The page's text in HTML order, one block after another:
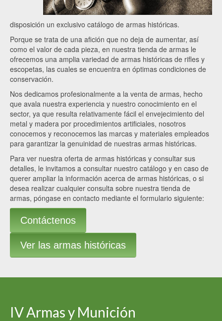
disposición un exclusivo catálogo de armas históricas.
Porque se trata de una afición que no deja de aumentar, así
como el valor de cada pieza, en nuestra tienda de armas le
ofrecemos una amplia variedad de armas históricas de rifles y
escopetas, las cuales se encuentra en óptimas condiciones de
conservación.
Nos dedicamos profesionalmente a la venta de armas, hecho
que avala nuestra experiencia y nuestro conocimiento en el
sector, ya que resulta relativamente fácil el envejecimiento del
metal y madera por procedimientos artificiales, nosotros
conocemos y reconocemos las marcas y materiales empleados
para garantizar la genuinidad de nuestras armas históricas.
Para ver nuestra oferta de armas históricas y consultar sus
detalles, le invitamos a consultar nuestro catálogo y en caso de
querer ampliar la información acerca de armas históricas, o si
desea realizar cualquier consulta sobre nuestra tienda de
armas, póngase en contacto mediante el formulario siguiente:
Contáctenos
Ver las armas históricas
IV Armas y Munición